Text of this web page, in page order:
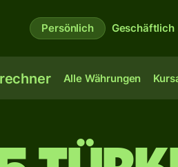
Persönlich Geschäftlich
Alle Währungen